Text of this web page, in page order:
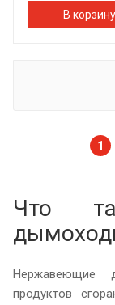
В корзину
1
Что
Нержавеющие
продуктов